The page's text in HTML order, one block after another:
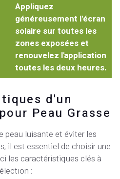
Appliquez
généreusement l'écran
solaire sur toutes les
zones exposées et
renouvelez l'application
toutes les deux heures.
d'un
Peau Grasse
peau luisante et éviter les
il est essentiel de choisir une
les caractéristiques clés à
: